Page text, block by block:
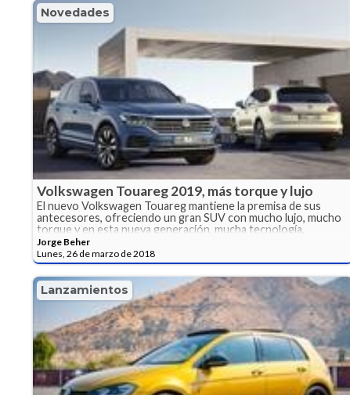
Novedades
Volkswagen Touareg 2019, más torque y lujo
El nuevo Volkswagen Touareg mantiene la premisa de sus
antecesores, ofreciendo un gran SUV con mucho lujo, mucho
torque y en esta nueva generación, mucha tecnología.
Jorge Beher
Lunes, 26 de marzo de 2018
Lanzamientos